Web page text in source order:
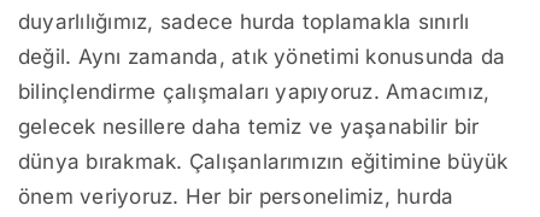
duyarlılığımız, sadece hurda toplamakla sınırlı
değil. Aynı zamanda, atık yönetimi konusunda da
bilinçlendirme çalışmaları yapıyoruz. Amacımız,
gelecek nesillere daha temiz ve yaşanabilir bir
dünya bırakmak. Çalışanlarımızın eğitimine büyük
önem veriyoruz. Her bir personelimiz, hurda